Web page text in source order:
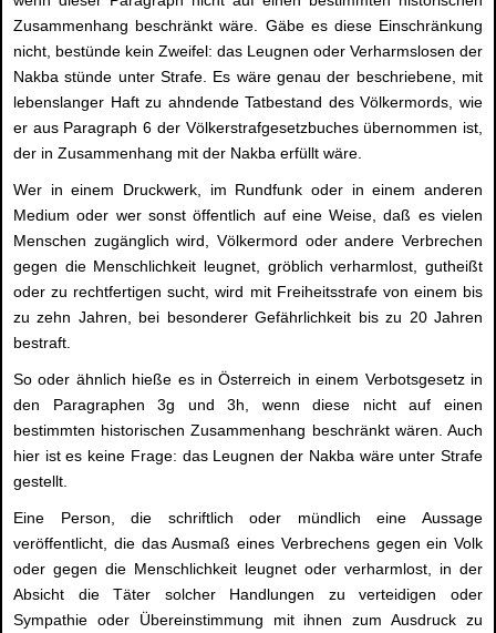
Zusammenhang beschränkt wäre. Gäbe es diese Einschränkung
nicht, bestünde kein Zweifel: das Leugnen oder Verharmslosen der
Nakba stünde unter Strafe. Es wäre genau der beschriebene, mit
lebenslanger Haft zu ahndende Tatbestand des Völkermords, wie
er aus Paragraph 6 der Völkerstrafgesetzbuches übernommen ist,
der in Zusammenhang mit der Nakba erfüllt wäre.
Wer in einem Druckwerk, im Rundfunk oder in einem anderen
Medium oder wer sonst öffentlich auf eine Weise, daß es vielen
Menschen zugänglich wird, Völkermord oder andere Verbrechen
gegen die Menschlichkeit leugnet, gröblich verharmlost, gutheißt
oder zu rechtfertigen sucht, wird mit Freiheitsstrafe von einem bis
zu zehn Jahren, bei besonderer Gefährlichkeit bis zu 20 Jahren
bestraft.
So oder ähnlich hieße es in Österreich in einem Verbotsgesetz in
den Paragraphen 3g und 3h, wenn diese nicht auf einen
bestimmten historischen Zusammenhang beschränkt wären. Auch
hier ist es keine Frage: das Leugnen der Nakba wäre unter Strafe
gestellt.
Eine Person, die schriftlich oder mündlich eine Aussage
veröffentlicht, die das Ausmaß eines Verbrechens gegen ein Volk
oder gegen die Menschlichkeit leugnet oder verharmlost, in der
Absicht die Täter solcher Handlungen zu verteidigen oder
Sympathie oder Übereinstimmung mit ihnen zum Ausdruck zu